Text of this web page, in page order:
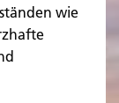
wie